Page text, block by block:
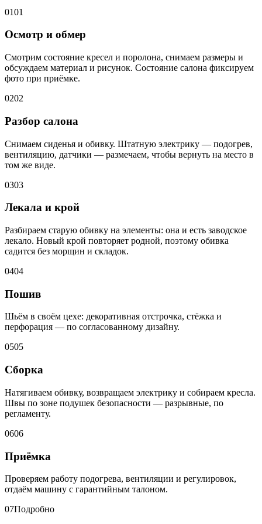
0101
Осмотр и обмер
Смотрим состояние кресел и поролона, снимаем размеры и
обсуждаем материал и рисунок. Состояние салона фиксируем
фото при приёмке.
0202
Разбор салона
Снимаем сиденья и обивку. Штатную электрику — подогрев,
вентиляцию, датчики — размечаем, чтобы вернуть на место в
том же виде.
0303
Лекала и крой
Разбираем старую обивку на элементы: она и есть заводское
лекало. Новый крой повторяет родной, поэтому обивка
садится без морщин и складок.
0404
Пошив
Шьём в своём цехе: декоративная отстрочка, стёжка и
перфорация — по согласованному дизайну.
0505
Сборка
Натягиваем обивку, возвращаем электрику и собираем кресла.
Швы по зоне подушек безопасности — разрывные, по
регламенту.
0606
Приёмка
Проверяем работу подогрева, вентиляции и регулировок,
отдаём машину с гарантийным талоном.
07Подробно